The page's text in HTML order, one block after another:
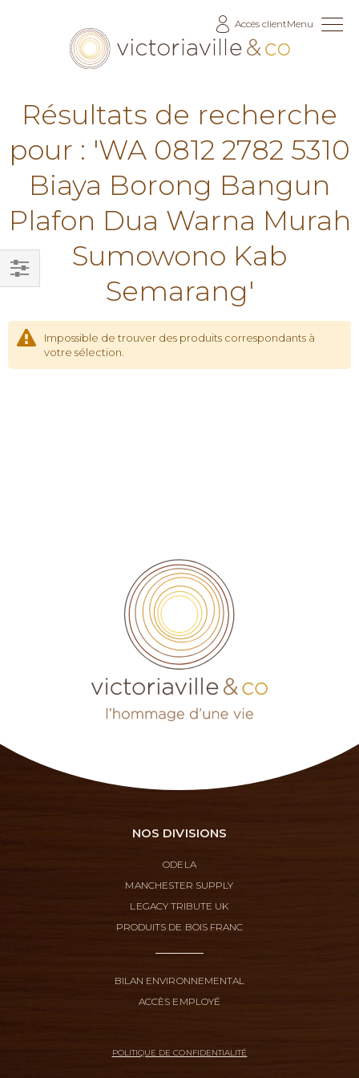
Accès clientMenu
Résultats de recherche
pour : 'WA 0812 2782 5310
Biaya Borong Bangun
Plafon Dua Warna Murah
Sumowono Kab
Semarang'
Impossible de trouver des produits correspondants à
votre sélection.
Filtrer
NOS DIVISIONS
ODELA
MANCHESTER SUPPLY
LEGACY TRIBUTE UK
PRODUITS DE BOIS FRANC
BILAN ENVIRONNEMENTAL
ACCÈS EMPLOYÉ
POLITIQUE DE CONFIDENTIALITÉ